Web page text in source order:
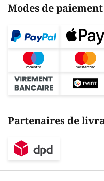
Modes de paiement
Partenaires de